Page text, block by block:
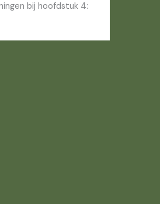
bij hoofdstuk 4: